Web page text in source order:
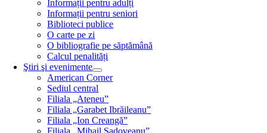
Informații pentru adulți
Informații pentru seniori
Biblioteci publice
O carte pe zi
O bibliografie pe săptămână
Calcul penalități
Ştiri şi evenimente
American Corner
Sediul central
Filiala „Ateneu”
Filiala „Garabet Ibrăileanu”
Filiala „Ion Creangă”
Filiala „Mihail Sadoveanu”